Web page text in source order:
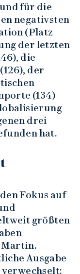
für die
negativsten
(Platz
der letzten
die
der
(134)
drei
hat.
Fokus auf
größten
Martín.
Ausgabe